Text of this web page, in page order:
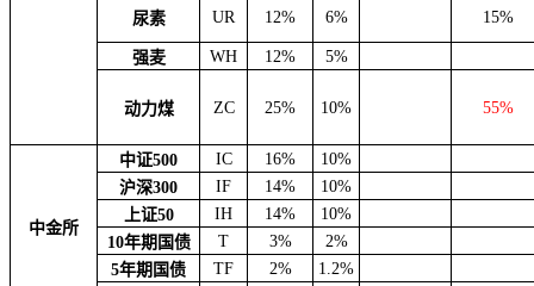
尿素 UR 12% 6% 15%
强麦 WH 12% 5%
动力煤 ZC 25% 10% 55%
中金所
中证500 IC 16%
10%
沪深300
IF 14%
10%
上证50
IH 14%
10%
10年期国债
T 3%
2%
5年期国债
TF 2%
1.2%